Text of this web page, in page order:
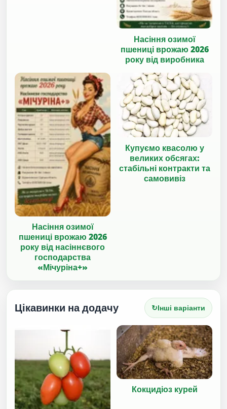
Насіння озимої
пшениці врожаю 2026
року від виробника
Насіння озимої
пшениці врожаю 2026
року від насіннєвого
господарства
«Мічуріна+»
Купуємо квасолю у
великих обсягах:
стабільні контракти та
самовивіз
Цікавинки на додачу ↻Інші варіанти
Кокцидіоз курей